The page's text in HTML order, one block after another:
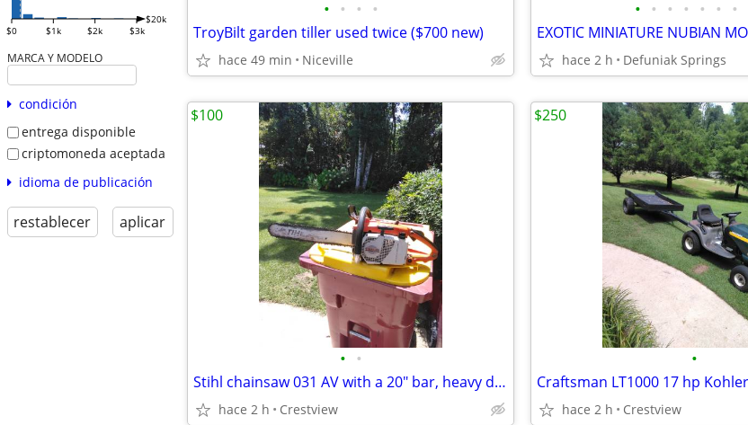
$0 $1k $2k $3k
$20k
MARCA Y MODELO
condición
entrega disponible
criptomoneda aceptada
idioma de publicación
restablecer aplicar
• • • •
TroyBilt garden tiller used twice ($700 new)
hace 49 min Niceville
• • • • • • •
hace 2 h Defuniak Springs
• •
Stihl chainsaw 031 AV with a 20" bar, heavy duty saw
hace 2 h Crestview
$100
•
hace 2 h Crestview
$250